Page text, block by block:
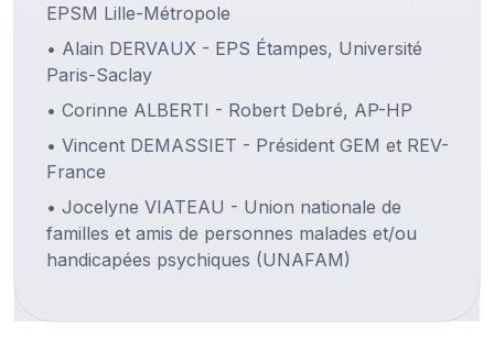
EPSM Lille-Métropole
• Alain DERVAUX - EPS Étampes, Université
Paris-Saclay
• Corinne ALBERTI - Robert Debré, AP-HP
• Vincent DEMASSIET - Président GEM et REV-
France
• Jocelyne VIATEAU - Union nationale de
familles et amis de personnes malades et/ou
handicapées psychiques (UNAFAM)